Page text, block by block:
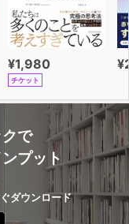
¥1,980
チケット
で
プット
ダウンロード